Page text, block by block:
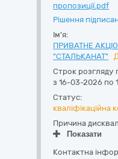
пропозиції.pdf
Рішення
Ім'я:
ПРИВАТНЕ
"СТАЛЬКАНАТ"
Строк розгляду
з 16-03-2026 по
Статус:
кваліфікаційна
Причина
Показати
Контактна